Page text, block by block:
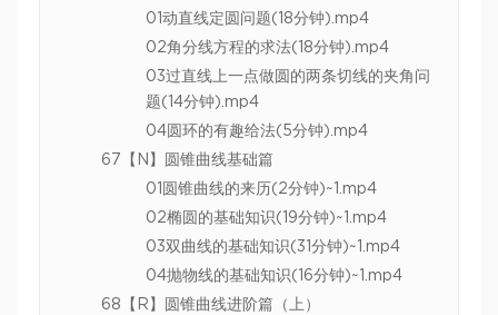
01动直线定圆问题(18分钟).mp4
02角分线方程的求法(18分钟).mp4
03过直线上一点做圆的两条切线的夹角问
题(14分钟).mp4
04圆环的有趣给法(5分钟).mp4
67【N】圆锥曲线基础篇
01圆锥曲线的来历(2分钟)~1.mp4
02椭圆的基础知识(19分钟)~1.mp4
03双曲线的基础知识(31分钟)~1.mp4
04抛物线的基础知识(16分钟)~1.mp4
68【R】圆锥曲线进阶篇（上）